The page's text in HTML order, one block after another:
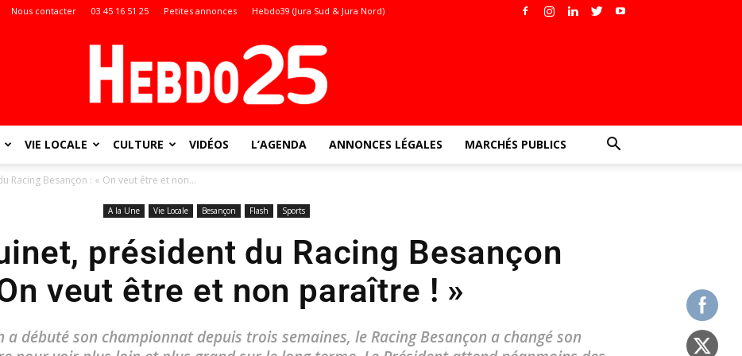
Nous contacter 03 45 16 51 25 Petites annonces Hebdo39 (Jura Sud & Jura Nord)
VIE LOCALE CULTURE VIDÉOS L’AGENDA ANNONCES LÉGALES MARCHÉS PUBLICS
Racing Besançon : « On veut être et non...
A la Une Vie Locale Besançon Flash Sports
président du Racing Besançon
veut être et non paraître ! »
a débuté son championnat depuis trois semaines, le Racing Besançon a changé son